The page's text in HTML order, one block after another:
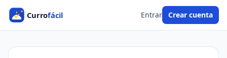
Entrar Crear cuenta